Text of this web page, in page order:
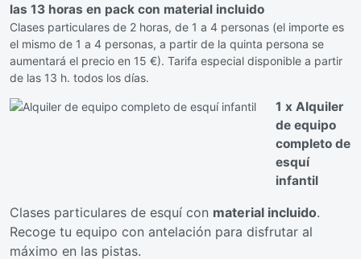
las 13 horas en pack con material incluido
Clases particulares de 2 horas, de 1 a 4 personas (el importe es
el mismo de 1 a 4 personas, a partir de la quinta persona se
aumentará el precio en 15 €). Tarifa especial disponible a partir
de las 13 h. todos los días.
1 x Alquiler
de equipo
completo de
esquí
infantil
Clases particulares de esquí con material incluido.
Recoge tu equipo con antelación para disfrutar al
máximo en las pistas.